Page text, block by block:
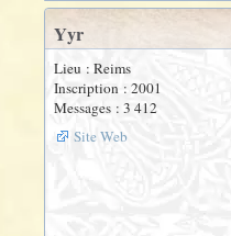
Yyr
Lieu : Reims
Inscription : 2001
Messages : 3 412
Site Web